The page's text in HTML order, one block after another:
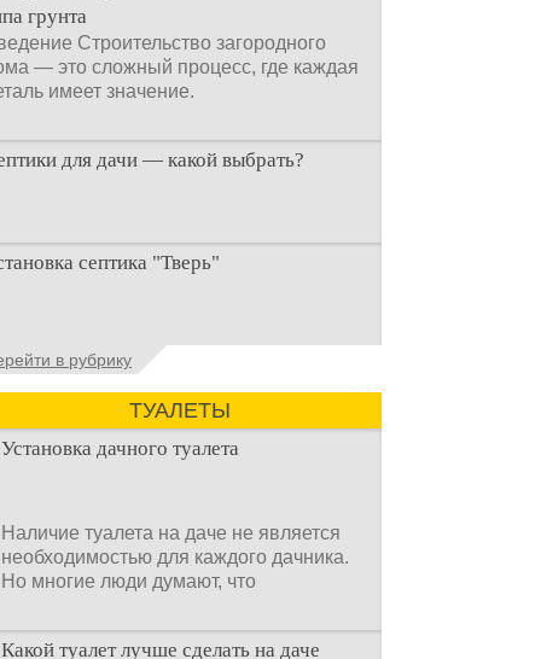
грунта
Строительство загородного
— это сложный процесс, где каждая
имеет значение.
для дачи — какой выбрать?
строительстве дачи одной из
задач становится
септика "Тверь"
септика Тверь - важнейший
утилизации сточных вод в частных
и на загородных
в рубрику
ТУАЛЕТЫ
Установка дачного туалета
Наличие туалета на даче не является
необходимостью для каждого дачника.
Но многие люди думают, что
Какой туалет лучше сделать на даче